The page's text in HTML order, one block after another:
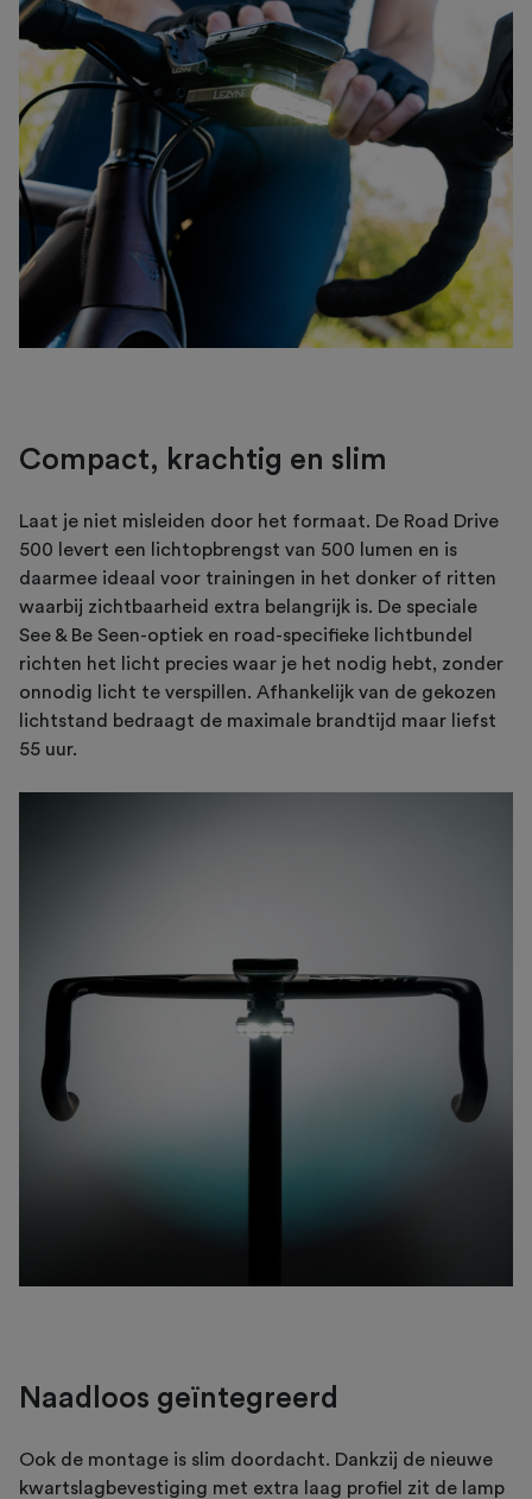
Compact, krachtig en slim
Laat je niet misleiden door het formaat. De Road Drive
500 levert een lichtopbrengst van 500 lumen en is
daarmee ideaal voor trainingen in het donker of ritten
waarbij zichtbaarheid extra belangrijk is. De speciale
See & Be Seen-optiek en road-specifieke lichtbundel
richten het licht precies waar je het nodig hebt, zonder
onnodig licht te verspillen. Afhankelijk van de gekozen
lichtstand bedraagt de maximale brandtijd maar liefst
55 uur.
Naadloos geïntegreerd
Ook de montage is slim doordacht. Dankzij de nieuwe
kwartslagbevestiging met extra laag profiel zit de lamp